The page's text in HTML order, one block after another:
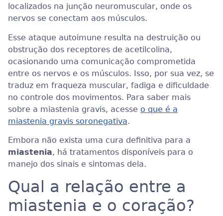
localizados na junção neuromuscular, onde os
nervos se conectam aos músculos.
Esse ataque autoimune resulta na destruição ou
obstrução dos receptores de acetilcolina,
ocasionando uma comunicação comprometida
entre os nervos e os músculos. Isso, por sua vez, se
traduz em fraqueza muscular, fadiga e dificuldade
no controle dos movimentos. Para saber mais
sobre a miastenia gravis, acesse o que é a
miastenia gravis soronegativa.
Embora não exista uma cura definitiva para a
miastenia, há tratamentos disponíveis para o
manejo dos sinais e sintomas dela.
Qual a relação entre a
miastenia e o coração?